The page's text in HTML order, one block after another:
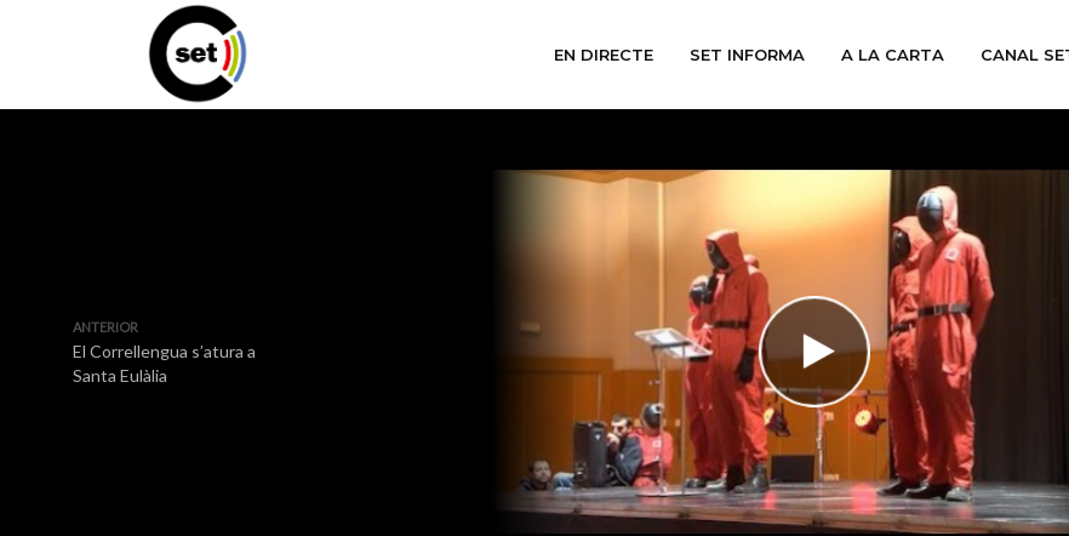
EN DIRECTE SET INFORMA A LA CARTA CANAL
ANTERIOR
El Correllengua s’atura a
Santa Eulàlia